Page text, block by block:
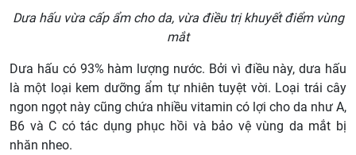
Dưa hấu vừa cấp ẩm cho da, vừa điều trị khuyết điểm vùng
mắt
Dưa hấu có 93% hàm lượng nước. Bởi vì điều này, dưa hấu
là một loại kem dưỡng ẩm tự nhiên tuyệt vời. Loại trái cây
ngon ngọt này cũng chứa nhiều vitamin có lợi cho da như A,
B6 và C có tác dụng phục hồi và bảo vệ vùng da mắt bị
nhăn nheo.